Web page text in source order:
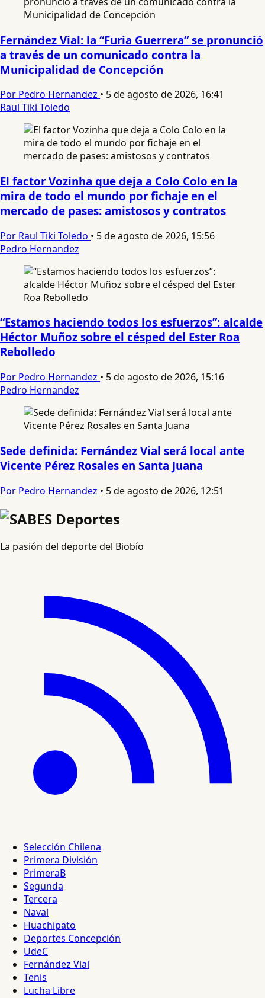
Fernández Vial: la “Furia Guerrera” se pronunció
a través de un comunicado contra la
Municipalidad de Concepción
Por Pedro Hernandez • 5 de agosto de 2026, 16:41
Raul Tiki Toledo
El factor Vozinha que deja a Colo Colo en la
mira de todo el mundo por fichaje en el
mercado de pases: amistosos y contratos
Por Raul Tiki Toledo • 5 de agosto de 2026, 15:56
Pedro Hernandez
“Estamos haciendo todos los esfuerzos”: alcalde
Héctor Muñoz sobre el césped del Ester Roa
Rebolledo
Por Pedro Hernandez • 5 de agosto de 2026, 15:16
Pedro Hernandez
Sede definida: Fernández Vial será local ante
Vicente Pérez Rosales en Santa Juana
Por Pedro Hernandez • 5 de agosto de 2026, 12:51
La pasión del deporte del Biobío
Selección Chilena
Primera División
PrimeraB
Segunda
Tercera
Naval
Huachipato
Deportes Concepción
UdeC
Fernández Vial
Tenis
Lucha Libre